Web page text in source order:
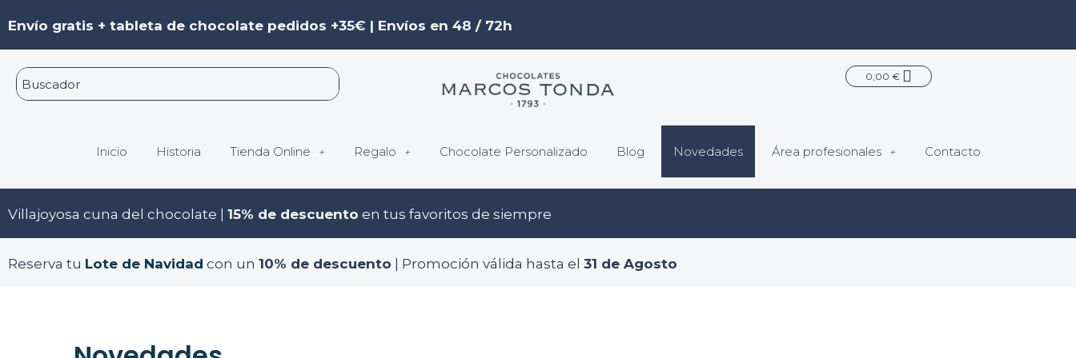
al
contenido
Envío gratis + tableta de chocolate pedidos +35€ | Envíos en 48 / 72h
0,00 € Carrito
Inicio Historia Tienda Online Regalo Chocolate Personalizado Blog Novedades Área profesionales Contacto
Villajoyosa cuna del chocolate | 15% de descuento en tus favoritos de siempre
Reserva tu Lote de Navidad con un 10% de descuento | Promoción válida hasta el 31 de Agosto